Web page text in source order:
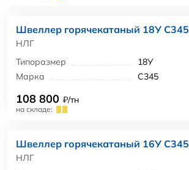
Швеллер горячекатаный 18У С345
НЛГ
Типоразмер
18У
Марка
С345
108 800 ₽/тн
на складе:
Швеллер горячекатаный 16У С345
НЛГ